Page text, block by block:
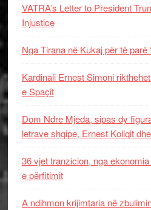
VATRA’s Letter to President
Injustice
Nga Tirana në Kukaj për të parë
Kardinali Ernest Simoni
e Spaçit
Dom Ndre Mjeda, sipas dy
letrave shqipe, Ernest Koliqit
36 vjet tranzicion, nga
e përfitimit
A ndihmon krijimtaria në